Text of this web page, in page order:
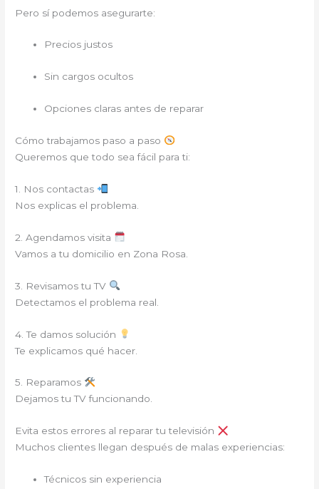
Pero sí podemos asegurarte:
Precios justos
Sin cargos ocultos
Opciones claras antes de reparar
Cómo trabajamos paso a paso
Queremos que todo sea fácil para ti:
1. Nos contactas
Nos explicas el problema.
2. Agendamos visita
Vamos a tu domicilio en Zona Rosa.
3. Revisamos tu TV
Detectamos el problema real.
4. Te damos solución
Te explicamos qué hacer.
5. Reparamos
Dejamos tu TV funcionando.
Evita estos errores al reparar tu televisión
Muchos clientes llegan después de malas experiencias:
Técnicos sin experiencia